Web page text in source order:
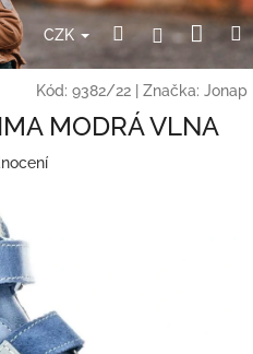
CZK HledatPřihlášení
Kód: 9382/22 Značka: Jonap
MODRÁ VLNA